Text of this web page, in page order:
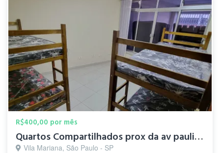
R$400,00 por mês
Quartos Compartilhados prox da av paulista
Vila Mariana, São Paulo - SP